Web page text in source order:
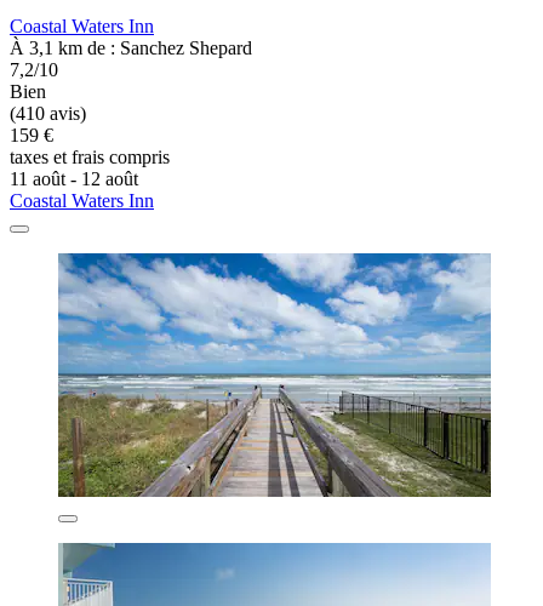
Coastal Waters Inn
À 3,1 km de : Sanchez Shepard
7,2/10
Bien
(410 avis)
159 €
taxes et frais compris
11 août - 12 août
Coastal Waters Inn